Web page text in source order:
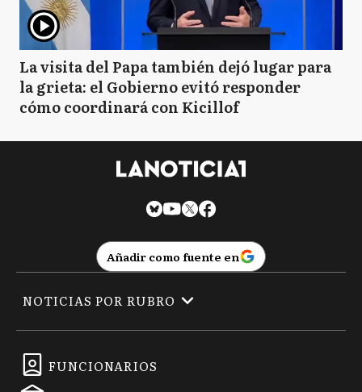
La visita del Papa también dejó lugar para
la grieta: el Gobierno evitó responder
cómo coordinará con Kicillof
Añadir como fuente en
FUNCIONARIOS
NOTICIAS POR RUBRO